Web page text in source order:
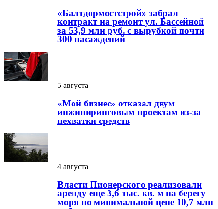
«Балтдормостстрой» забрал
контракт на ремонт ул. Бассейной
за 53,9 млн руб. с вырубкой почти
300 насаждений
5 августа
«Мой бизнес» отказал двум
инжиниринговым проектам из-за
нехватки средств
4 августа
Власти Пионерского реализовали
аренду еще 3,6 тыс. кв. м на берегу
моря по минимальной цене 10,7 млн